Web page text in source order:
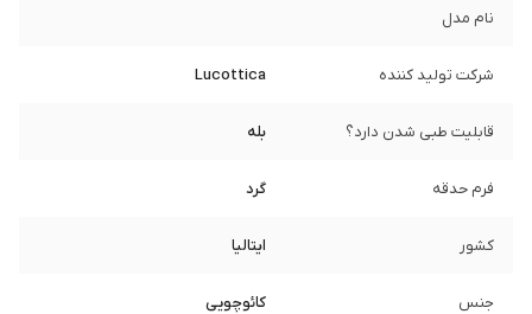
نام مدل
شرکت تولید کننده Lucottica
قابلیت طبی شدن دارد؟ بله
فرم حدقه گرد
کشور ایتالیا
جنس کائوچویی